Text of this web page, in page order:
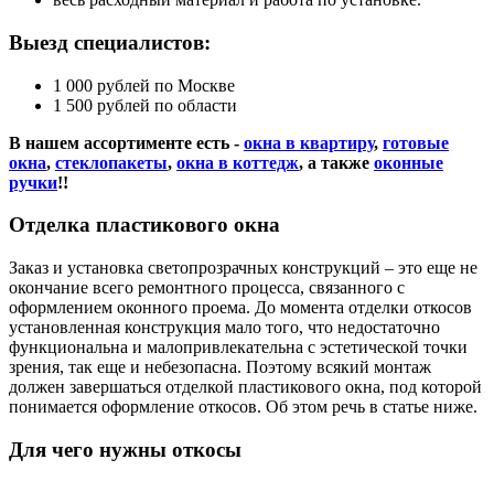
Выезд специалистов:
1 000 рублей по Москве
1 500 рублей по области
В нашем ассортименте есть - окна в квартиру, готовые
окна, стеклопакеты, окна в коттедж, а также оконные
ручки!!
Отделка пластикового окна
Заказ и установка светопрозрачных конструкций – это еще не
окончание всего ремонтного процесса, связанного с
оформлением оконного проема. До момента отделки откосов
установленная конструкция мало того, что недостаточно
функциональна и малопривлекательна с эстетической точки
зрения, так еще и небезопасна. Поэтому всякий монтаж
должен завершаться отделкой пластикового окна, под которой
понимается оформление откосов. Об этом речь в статье ниже.
Для чего нужны откосы